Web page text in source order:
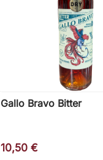
 Vista rápida
Gallo Bravo Bitter
10,50 €